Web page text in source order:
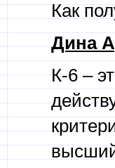
Как
Дина
К-6 –